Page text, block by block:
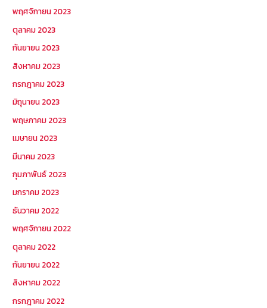
พฤศจิกายน 2023
ตุลาคม 2023
กันยายน 2023
สิงหาคม 2023
กรกฎาคม 2023
มิถุนายน 2023
พฤษภาคม 2023
เมษายน 2023
มีนาคม 2023
กุมภาพันธ์ 2023
มกราคม 2023
ธันวาคม 2022
พฤศจิกายน 2022
ตุลาคม 2022
กันยายน 2022
สิงหาคม 2022
กรกฎาคม 2022